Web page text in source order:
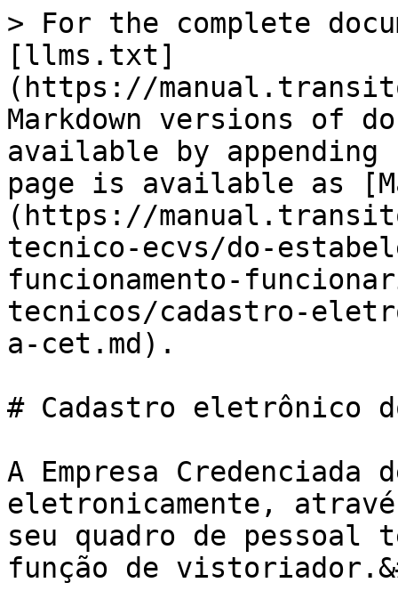
> For the complete
[llms.txt]
(https://
Markdown versions of
available by
page is available as
(https://
tecnico-ecvs/do-
funcionamento-
tecnicos/cadastro-
a-cet.md).
# Cadastro eletrônico
A Empresa
eletronicamente,
seu quadro de pessoal
função de